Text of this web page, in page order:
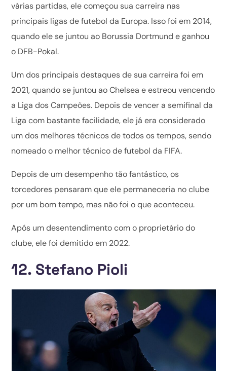
várias partidas, ele começou sua carreira nas
principais ligas de futebol da Europa. Isso foi em 2014,
quando ele se juntou ao Borussia Dortmund e ganhou
o DFB-Pokal.
Um dos principais destaques de sua carreira foi em
2021, quando se juntou ao Chelsea e estreou vencendo
a Liga dos Campeões. Depois de vencer a semifinal da
Liga com bastante facilidade, ele já era considerado
um dos melhores técnicos de todos os tempos, sendo
nomeado o melhor técnico de futebol da FIFA.
Depois de um desempenho tão fantástico, os
torcedores pensaram que ele permaneceria no clube
por um bom tempo, mas não foi o que aconteceu.
Após um desentendimento com o proprietário do
clube, ele foi demitido em 2022.
12. Stefano Pioli